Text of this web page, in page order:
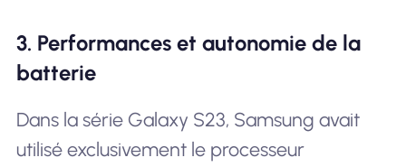
3. Performances et autonomie de la
batterie
Dans la série Galaxy S23, Samsung avait
utilisé exclusivement le processeur